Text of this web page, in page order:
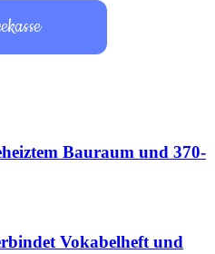
Bauraum und 370-
Vokabelheft und